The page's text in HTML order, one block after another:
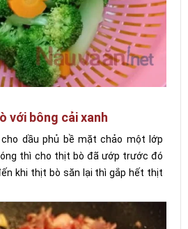
với bông cải xanh
dầu phủ bề mặt chảo một lớp
thì cho thịt bò đã ướp trước đó
khi thịt bò săn lại thì gắp hết thịt